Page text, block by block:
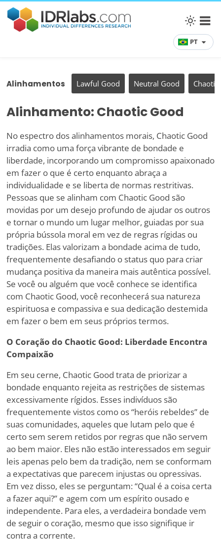
PT
Alinhamentos Lawful Good Neutral Good
Alinhamento: Chaotic Good
No espectro dos alinhamentos morais, Chaotic Good
irradia como uma força vibrante de bondade e
liberdade, incorporando um compromisso apaixonado
em fazer o que é certo enquanto abraça a
individualidade e se liberta de normas restritivas.
Pessoas que se alinham com Chaotic Good são
movidas por um desejo profundo de ajudar os outros
e tornar o mundo um lugar melhor, guiadas por sua
própria bússola moral em vez de regras rígidas ou
tradições. Elas valorizam a bondade acima de tudo,
frequentemente desafiando o status quo para criar
mudança positiva da maneira mais autêntica possível.
Se você ou alguém que você conhece se identifica
com Chaotic Good, você reconhecerá sua natureza
espirituosa e compassiva e sua dedicação destemida
em fazer o bem em seus próprios termos.
O Coração do Chaotic Good: Liberdade Encontra
Compaixão
Em seu cerne, Chaotic Good trata de priorizar a
bondade enquanto rejeita as restrições de sistemas
excessivamente rígidos. Esses indivíduos são
frequentemente vistos como os “heróis rebeldes” de
suas comunidades, aqueles que lutam pelo que é
certo sem serem retidos por regras que não servem
ao bem maior. Eles não estão interessados em seguir
leis apenas pelo bem da tradição, nem se conformam
a expectativas que parecem injustas ou opressivas.
Em vez disso, eles se perguntam: “Qual é a coisa certa
a fazer aqui?” e agem com um espírito ousado e
independente. Para eles, a verdadeira bondade vem
de seguir o coração, mesmo que isso signifique ir
contra a corrente.